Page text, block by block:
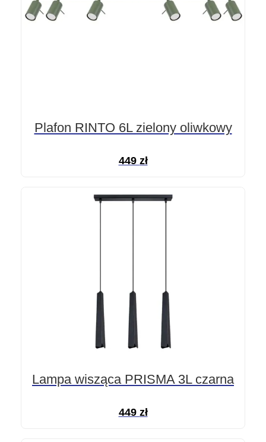
Plafon RINTO 6L zielony oliwkowy
449 zł
Lampa wisząca PRISMA 3L czarna
449 zł